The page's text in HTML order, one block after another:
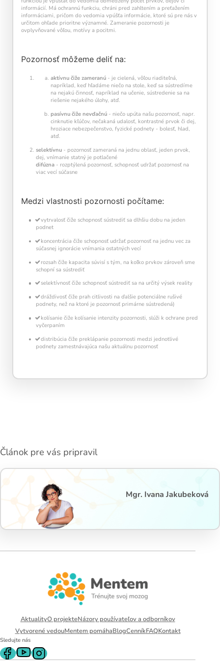
každý deň navyše pomáha vašej mysli zostať
aktívnou a v kondícii.
Kalendár sleduje vašu dennú tréningovú
Modré políčko:
tréningu, ako svietivosť žiarovky.
1 cvičenie = 20 % intenzity
5 cvičení = 100 % intenzity
informácií. Má ochrannú funkciu, chráni pred zahltením a preťažením
informáciami, pričom do vedomia vpúšťa informácie, ktoré sú pre nás v
určitom ohľade prioritne významné. Zameranie pozornosti je
ovplyvňované vôľou, motívy a pocitmi.
Pozornosť môžeme deliť na:
aktívnu čiže zameranú - je cielená, vôľou riaditeľná,
napríklad, keď hľadáme niečo na stole, keď sa sústredíme
na nejakú činnosť, napríklad na učenie, sústredenie sa na
riešenie nejakého úlohy, atď.
pasívnu čiže nevďačnú - niečo upúta našu pozornosť, napr.
cinknutie kľúčov, nečakaná udalosť, kontrastné prvok či dej,
hroziace nebezpečenstvo, fyzické podnety - bolesť, hlad,
atď.
selektívnu - pozornosť zameraná na jednu oblasť, jeden prvok,
dej, vnímanie statný je potlačené
difúzna - rozptýlená pozornosť, schopnosť udržať pozornosť na
viac vecí súčasne
Medzi vlastnosti pozornosti počítame:
vytrvalosť čiže schopnosť sústrediť sa dlhšiu dobu na jeden
podnet
koncentrácia čiže schopnosť udržať pozornosť na jednu vec za
súčasnej ignorácie vnímania ostatných vecí
rozsah čiže kapacita súvisí s tým, na koľko prvkov zároveň sme
schopní sa sústrediť
selektívnosť čiže schopnosť sústrediť sa na určitý výsek reality
dráždivosť čiže prah citlivosti na ďalšie potenciálne rušivé
podnety, než na ktoré je pozornosť primárne sústredená)
kolísanie čiže kolísanie intenzity pozornosti, slúži k ochrane pred
vyčerpaním
distribúcia čiže preklápanie pozornosti medzi jednotlivé
podnety zamestnávajúca našu aktuálnu pozornosť
Článok pre vás pripravil
Mgr. Ivana Jakubeková
AktualityO projekteNázory používateľov a odborníkov
Vytvorené vedouMentem pomáhaBlogCenníkFAQKontakt
Sledujte nás